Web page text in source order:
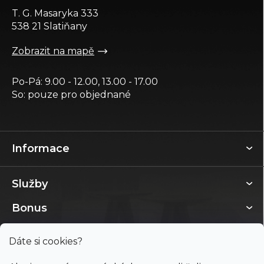
Dáte si cookies?
Informace
Služby
Bonus
T. G. Masaryka 333
538 21 Slatiňany
Zobrazit na mapě
Po-Pá: 9.00 - 12.00, 13.00 - 17.00
So: pouze pro objednané